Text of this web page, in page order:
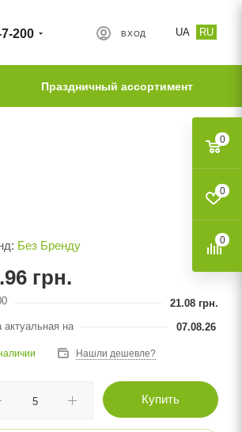
UA RU
ВХОД
200
Праздничный ассортимент
Без Бренду
грн.
21.08 грн.
актуальная на
07.08.26
Нашли дешевле?
Купить
0
0
0